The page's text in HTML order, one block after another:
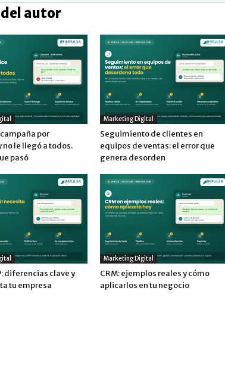
autor
por
no le llegó a todos.
pasó
Marketing Digital
Seguimiento de clientes en
equipos de ventas: el error que
genera desorden
diferencias clave y
tu empresa
Marketing Digital
CRM: ejemplos reales y cómo
aplicarlos en tu negocio